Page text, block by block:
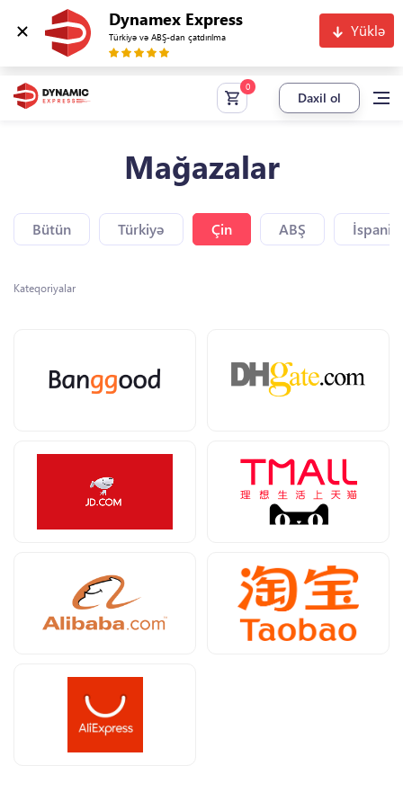
Dynamex Express
Türkiyə və ABŞ-dan çatdırılma Yüklə
Daxil ol
Mağazalar
Bütün Türkiyə Çin ABŞ
Kateqoriyalar